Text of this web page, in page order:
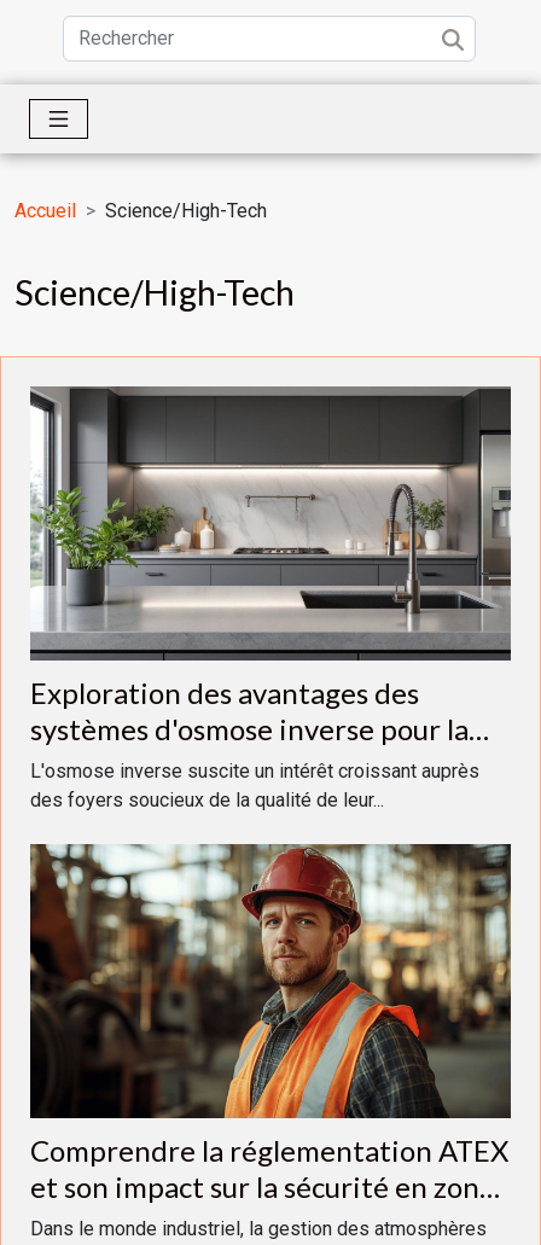
Accueil Science/High-Tech
Science/High-Tech
Exploration des avantages des
systèmes d'osmose inverse pour la
maison
L'osmose inverse suscite un intérêt croissant auprès
des foyers soucieux de la qualité de leur...
Comprendre la réglementation ATEX
et son impact sur la sécurité en zone
à risque
Dans le monde industriel, la gestion des atmosphères